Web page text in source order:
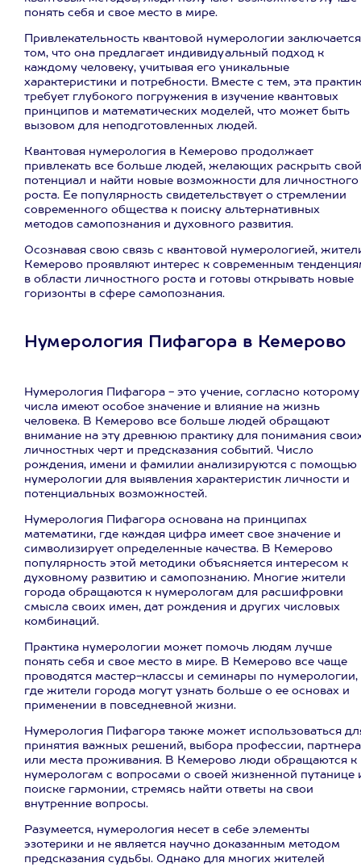
понять себя и свое место в мире.
Привлекательность квантовой нумерологии
том, что она предлагает индивидуальный подход к
каждому человеку, учитывая его уникальные
характеристики и потребности. Вместе с тем, эта
требует глубокого погружения в изучение квантовых
принципов и математических моделей, что может быть
вызовом для неподготовленных людей.
Квантовая нумерология в Кемерово продолжает
привлекать все больше людей, желающих раскрыть свой
потенциал и найти новые возможности для личностного
роста. Ее популярность свидетельствует о стремлении
современного общества к поиску альтернативных
методов самопознания и духовного развития.
Осознавая свою связь с квантовой нумерологией,
Кемерово проявляют интерес к современным
в области личностного роста и готовы открывать новые
горизонты в сфере самопознания.
Нумерология Пифагора в Кемерово
Нумерология Пифагора - это учение, согласно которому
числа имеют особое значение и влияние на жизнь
человека. В Кемерово все больше людей обращают
внимание на эту древнюю практику для понимания
личностных черт и предсказания событий. Число
рождения, имени и фамилии анализируются с помощью
нумерологии для выявления характеристик личности и
потенциальных возможностей.
Нумерология Пифагора основана на принципах
математики, где каждая цифра имеет свое значение и
символизирует определенные качества. В Кемерово
популярность этой методики объясняется интересом к
духовному развитию и самопознанию. Многие жители
города обращаются к нумерологам для расшифровки
смысла своих имен, дат рождения и других числовых
комбинаций.
Практика нумерологии может помочь людям лучше
понять себя и свое место в мире. В Кемерово все чаще
проводятся мастер-классы и семинары по нумерологии,
где жители города могут узнать больше о ее основах и
применении в повседневной жизни.
Нумерология Пифагора также может использоваться
принятия важных решений, выбора профессии, партнера
или места проживания. В Кемерово люди обращаются к
нумерологам с вопросами о своей жизненной путанице
поиске гармонии, стремясь найти ответы на свои
внутренние вопросы.
Разумеется, нумерология несет в себе элементы
эзотерики и не является научно доказанным методом
предсказания судьбы. Однако для многих жителей